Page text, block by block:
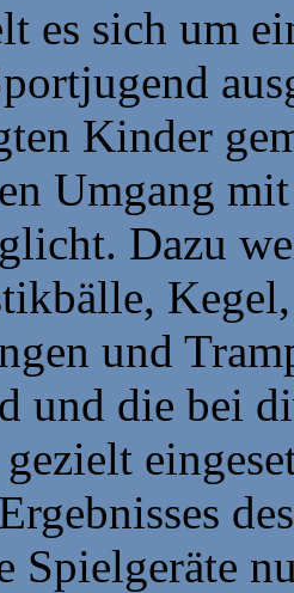
es sich um
Kinder
Umgang
Dazu
und
und die bei
Spielgeräte